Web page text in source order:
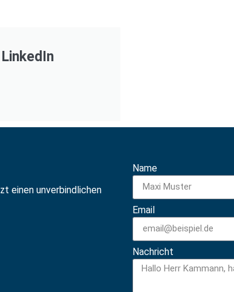
einen unverbindlichen
Name
Email
Nachricht